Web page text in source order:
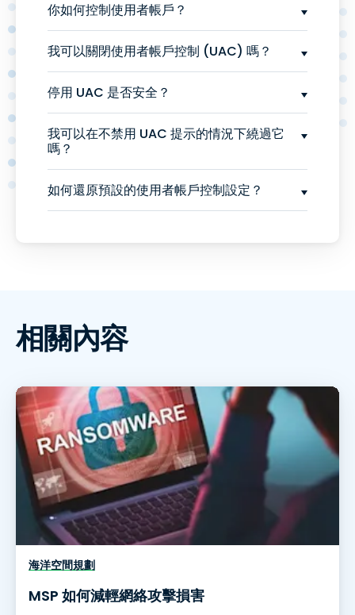
你如何控制使用者帳戶？
我可以關閉使用者帳戶控制 (UAC) 嗎？
停用 UAC 是否安全？
我可以在不禁用 UAC 提示的情況下繞過它
嗎？
如何還原預設的使用者帳戶控制設定？
相關內容
海洋空間規劃
MSP 如何減輕網絡攻擊損害